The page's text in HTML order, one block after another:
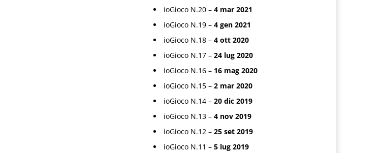
ioGioco N.20 – 4 mar 2021
ioGioco N.19 – 4 gen 2021
ioGioco N.18 – 4 ott 2020
ioGioco N.17 – 24 lug 2020
ioGioco N.16 – 16 mag 2020
ioGioco N.15 – 2 mar 2020
ioGioco N.14 – 20 dic 2019
ioGioco N.13 – 4 nov 2019
ioGioco N.12 – 25 set 2019
ioGioco N.11 – 5 lug 2019